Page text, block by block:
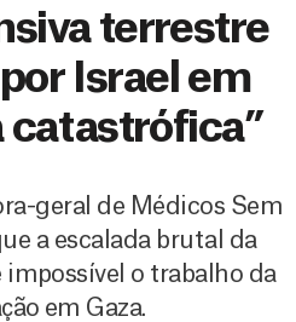
terrestre
Israel em
catastrófica”
geral de Médicos Sem
a escalada brutal da
o trabalho da
em Gaza.